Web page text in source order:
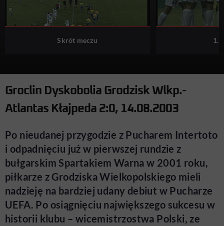
Skrót meczu 1.
Groclin Dyskobolia Grodzisk Wlkp.-
Atlantas Kłajpeda 2:0, 14.08.2003
Po nieudanej przygodzie z Pucharem Intertoto
i odpadnięciu już w pierwszej rundzie z
bułgarskim Spartakiem Warna w 2001 roku,
piłkarze z Grodziska Wielkopolskiego mieli
nadzieję na bardziej udany debiut w Pucharze
UEFA. Po osiągnięciu największego sukcesu w
historii klubu – wicemistrzostwa Polski, ze